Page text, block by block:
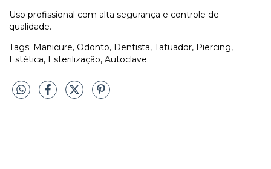
Uso profissional com alta segurança e controle de
qualidade.
Tags: Manicure, Odonto, Dentista, Tatuador, Piercing,
Estética, Esterilização, Autoclave